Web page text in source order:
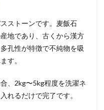
ストーンです。麦飯石
地であり、古くから漢方
孔性が特徴で不純物を吸
す。
、2kg〜5kg程度を洗濯ネ
れるだけで完了です。